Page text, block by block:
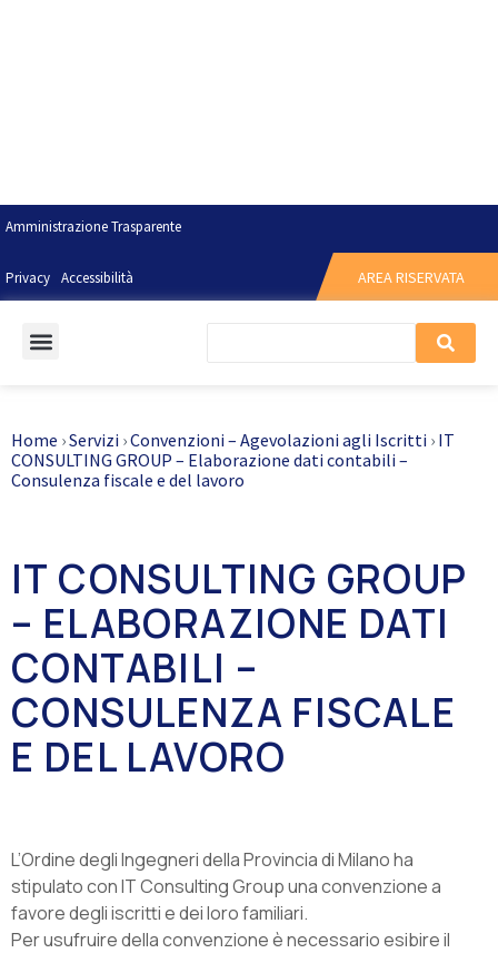
Amministrazione Trasparente
Privacy Accessibilità AREA RISERVATA
Home ›Servizi ›Convenzioni – Agevolazioni agli Iscritti › IT
CONSULTING GROUP – Elaborazione dati contabili –
Consulenza fiscale e del lavoro
IT CONSULTING GROUP
– ELABORAZIONE DATI
CONTABILI –
CONSULENZA FISCALE
E DEL LAVORO
L’Ordine degli Ingegneri della Provincia di Milano ha
stipulato con IT Consulting Group una convenzione a
favore degli iscritti e dei loro familiari.
Per usufruire della convenzione è necessario esibire il